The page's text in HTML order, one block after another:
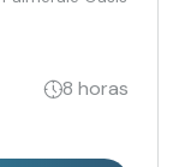
8 horas